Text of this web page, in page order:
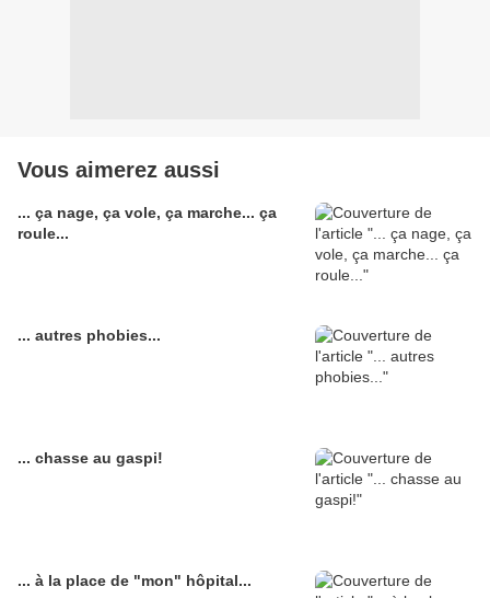
Vous aimerez aussi
... ça nage, ça vole, ça marche... ça
roule...
... autres phobies...
... chasse au gaspi!
... à la place de "mon" hôpital...